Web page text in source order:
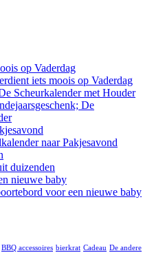
op Vaderdag
iets moois op Vaderdag
Scheurkalender met Houder
De
naar Pakjesavond
duizenden
nieuwe baby
voor een nieuwe baby
BBQ accessoires bierkrat Cadeau De andere